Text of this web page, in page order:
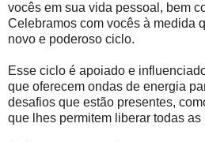
vocês em sua vida pessoal, bem
Celebramos com vocês à medida
novo e poderoso ciclo.
Esse ciclo é apoiado e
que oferecem ondas de energia
desafios que estão presentes,
que lhes permitem liberar todas as